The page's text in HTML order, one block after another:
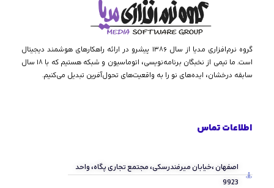
گروه نرم‌افزاری مدیا از سال ۱۳۸۶ پیشرو در ارائه راهکارهای هوشمند دیجیتال
است. ما تیمی از نخبگان برنامه‌نویسی، اتوماسیون و شبکه هستیم که با ۱۸ سال
سابقه درخشان، ایده‌های نو را به واقعیت‌های تحول‌آفرین تبدیل می‌کنیم.
اطلاعات تماس
اصفهان ،خیابان میرفندرسکی، مجتمع تجاری پگاه، واحد
9923